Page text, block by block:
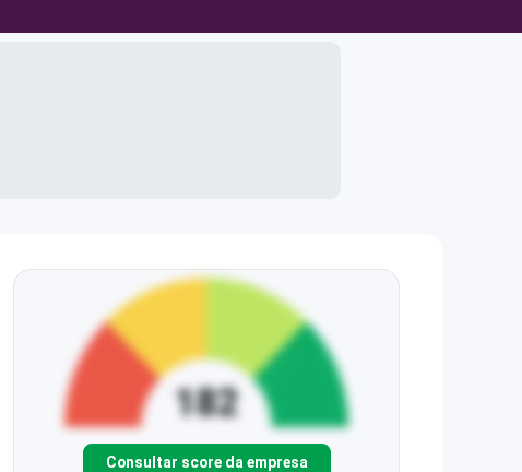
Consultar score da empresa